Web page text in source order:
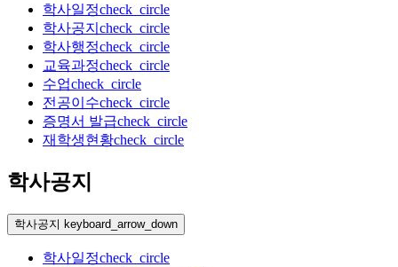
학사일정check_circle
학사공지 check_circle
학사행정check_circle
교육과정check_circle
수업check_circle
전공이수check_circle
증명서 발급check_circle
재학생현황check_circle
학사공지
학사공지 keyboard_arrow_down
학사일정check_circle